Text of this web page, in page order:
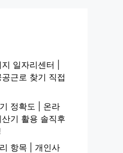
일자리센터 |
근로 찾기 직접
정확도 | 온라
기 활용 솔직후
항목 | 개인사